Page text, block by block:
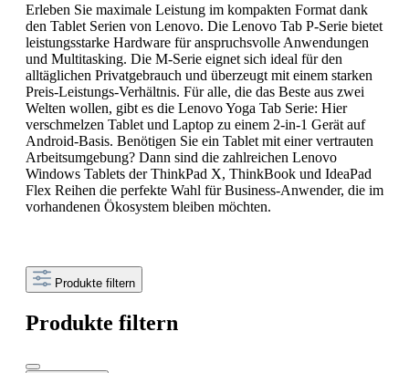
Erleben Sie maximale Leistung im kompakten Format dank
den Tablet Serien von Lenovo. Die Lenovo Tab P-Serie bietet
leistungsstarke Hardware für anspruchsvolle Anwendungen
und Multitasking. Die M-Serie eignet sich ideal für den
alltäglichen Privatgebrauch und überzeugt mit einem starken
Preis-Leistungs-Verhältnis. Für alle, die das Beste aus zwei
Welten wollen, gibt es die Lenovo Yoga Tab Serie: Hier
verschmelzen Tablet und Laptop zu einem 2-in-1 Gerät auf
Android-Basis. Benötigen Sie ein Tablet mit einer vertrauten
Arbeitsumgebung? Dann sind die zahlreichen Lenovo
Windows Tablets der ThinkPad X, ThinkBook und IdeaPad
Flex Reihen die perfekte Wahl für Business-Anwender, die im
vorhandenen Ökosystem bleiben möchten.
Produkte filtern
Produkte filtern